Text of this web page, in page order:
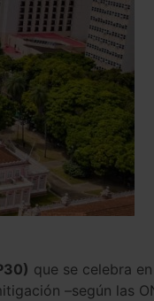
que se celebra en
–según las